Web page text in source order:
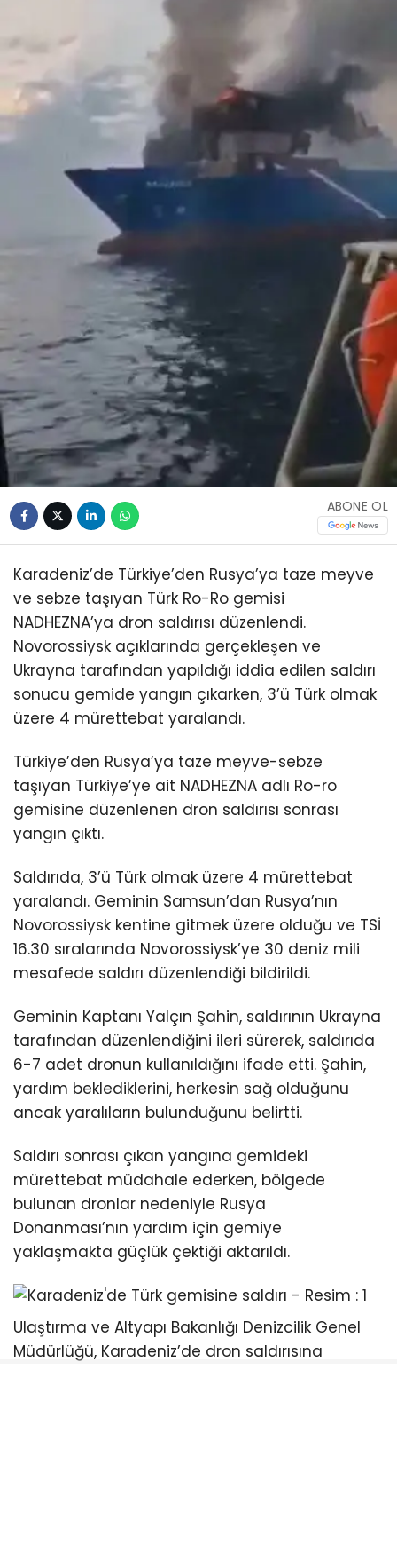
ABONE OL
Karadeniz’de Türkiye’den Rusya’ya taze meyve
ve sebze taşıyan Türk Ro-Ro gemisi
NADHEZNA’ya dron saldırısı düzenlendi.
Novorossiysk açıklarında gerçekleşen ve
Ukrayna tarafından yapıldığı iddia edilen saldırı
sonucu gemide yangın çıkarken, 3’ü Türk olmak
üzere 4 mürettebat yaralandı.
Türkiye’den Rusya’ya taze meyve-sebze
taşıyan Türkiye’ye ait NADHEZNA adlı Ro-ro
gemisine düzenlenen dron saldırısı sonrası
yangın çıktı.
Saldırıda, 3’ü Türk olmak üzere 4 mürettebat
yaralandı. Geminin Samsun’dan Rusya’nın
Novorossiysk kentine gitmek üzere olduğu ve TSİ
16.30 sıralarında Novorossiysk’ye 30 deniz mili
mesafede saldırı düzenlendiği bildirildi.
Geminin Kaptanı Yalçın Şahin, saldırının Ukrayna
tarafından düzenlendiğini ileri sürerek, saldırıda
6-7 adet dronun kullanıldığını ifade etti. Şahin,
yardım beklediklerini, herkesin sağ olduğunu
ancak yaralıların bulunduğunu belirtti.
Saldırı sonrası çıkan yangına gemideki
mürettebat müdahale ederken, bölgede
bulunan dronlar nedeniyle Rusya
Donanması’nın yardım için gemiye
yaklaşmakta güçlük çektiği aktarıldı.
Ulaştırma ve Altyapı Bakanlığı Denizcilik Genel
Müdürlüğü, Karadeniz’de dron saldırısına